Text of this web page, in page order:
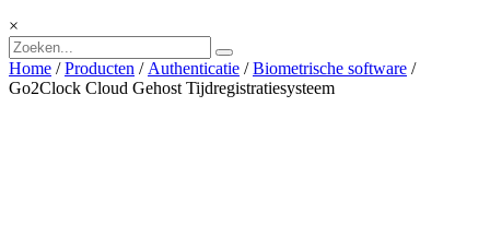
×
Home /Producten /Authenticatie /Biometrische software /
Go2Clock Cloud Gehost Tijdregistratiesysteem